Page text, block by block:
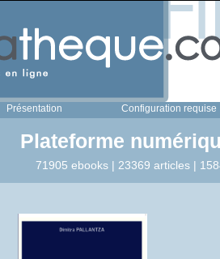
Présentation Configuration requise
Plateforme
71905 ebooks | 23369 articles |